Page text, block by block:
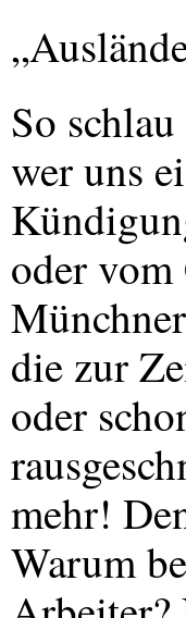
So
wer uns
oder vom
die zur
oder
mehr!
Warum